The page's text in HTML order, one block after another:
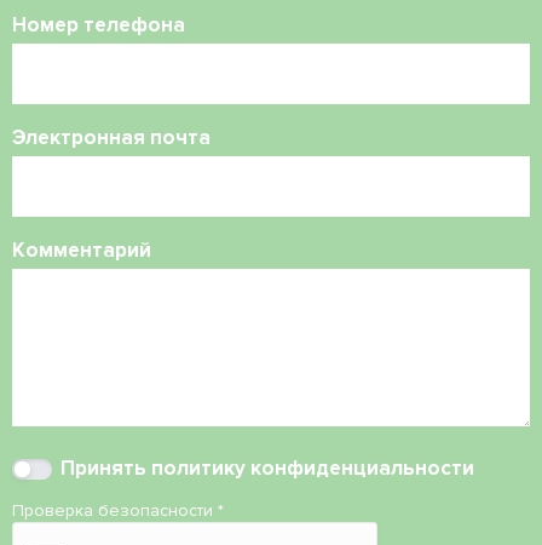
Номер телефона
Электронная почта
Комментарий
Принять политику конфиденциальности
Проверка безопасности *